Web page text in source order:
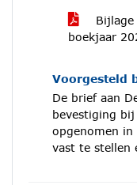
boekjaar
Voorgesteld
De brief aan
bevestiging
opgenomen
vast te stellen